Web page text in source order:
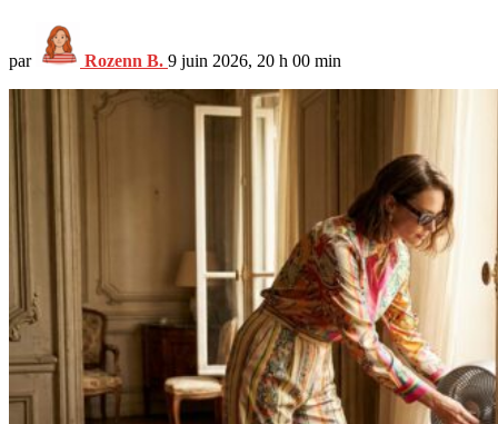
par Rozenn B. 9 juin 2026, 20 h 00 min